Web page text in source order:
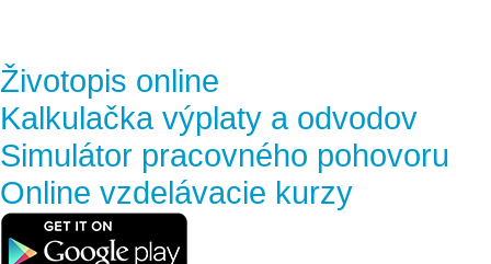
Životopis online
Kalkulačka výplaty a odvodov
Simulátor pracovného pohovoru
Online vzdelávacie kurzy